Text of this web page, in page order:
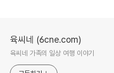
육씨네 (6cne.com)
육씨네 가족의 일상 여행 이야기